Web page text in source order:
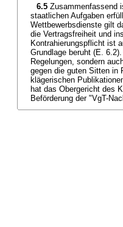
6.5 Zusammenfassend
staatlichen Aufgaben
Wettbewerbsdienste gilt
die Vertragsfreiheit und
Kontrahierungspflicht ist
Grundlage beruht (E.
Regelungen, sondern
gegen die guten Sitten in
klägerischen
hat das Obergericht des
Beförderung der "VgT-